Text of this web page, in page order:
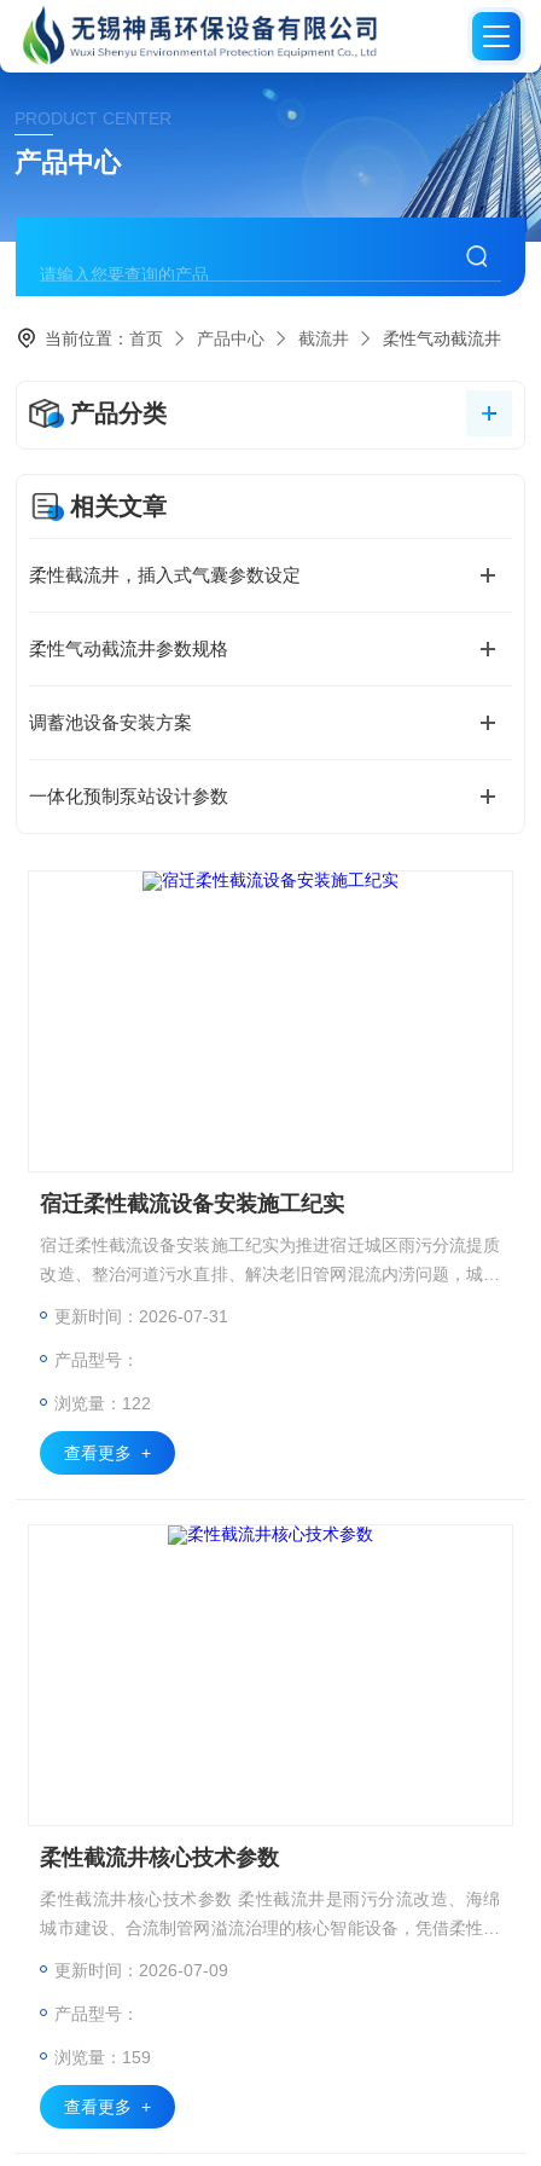
PRODUCT CENTER
产品中心
当前位置：首页 产品中心 截流井 柔性气动截流井
产品分类
相关文章
柔性截流井，插入式气囊参数设定
柔性气动截流井参数规格
调蓄池设备安装方案
一体化预制泵站设计参数
宿迁柔性截流设备安装施工纪实
宿迁柔性截流设备安装施工纪实为推进宿迁城区雨污分流提质
改造、整治河道污水直排、解决老旧管网混流内涝问题，城市
业。该设备作为新一代智能化截污治水设施，替代传统老旧闸
核心设备
更新时间：2026-07-31
产品型号：
浏览量：122
查看更多 +
柔性截流井核心技术参数
柔性截流井核心技术参数 柔性截流井是雨污分流改造、海绵
城市建设、合流制管网溢流治理的核心智能设备，凭借柔性密
业标准与工程实操规范，柔性截流井在材质性能、结构设计、
更新时间：2026-07-09
产品型号：
浏览量：159
查看更多 +